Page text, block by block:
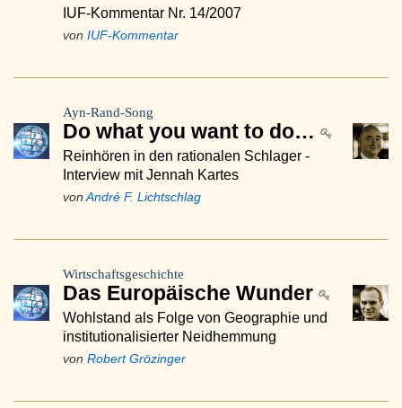
IUF-Kommentar Nr. 14/2007
von IUF-Kommentar
Ayn-Rand-Song
Do what you want to do…
Reinhören in den rationalen Schlager -
Interview mit Jennah Kartes
von André F. Lichtschlag
Wirtschaftsgeschichte
Das Europäische Wunder
Wohlstand als Folge von Geographie und
institutionalisierter Neidhemmung
von Robert Grözinger